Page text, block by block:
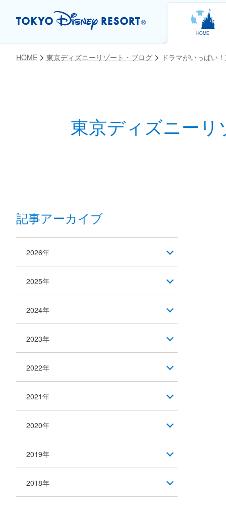
HOME
HOME 東京ディズニーリゾート・ブログ ドラマがいっぱい
東京ディズニー
記事アーカイブ
2026年
2025年
2024年
2023年
2022年
2021年
2020年
2019年
2018年